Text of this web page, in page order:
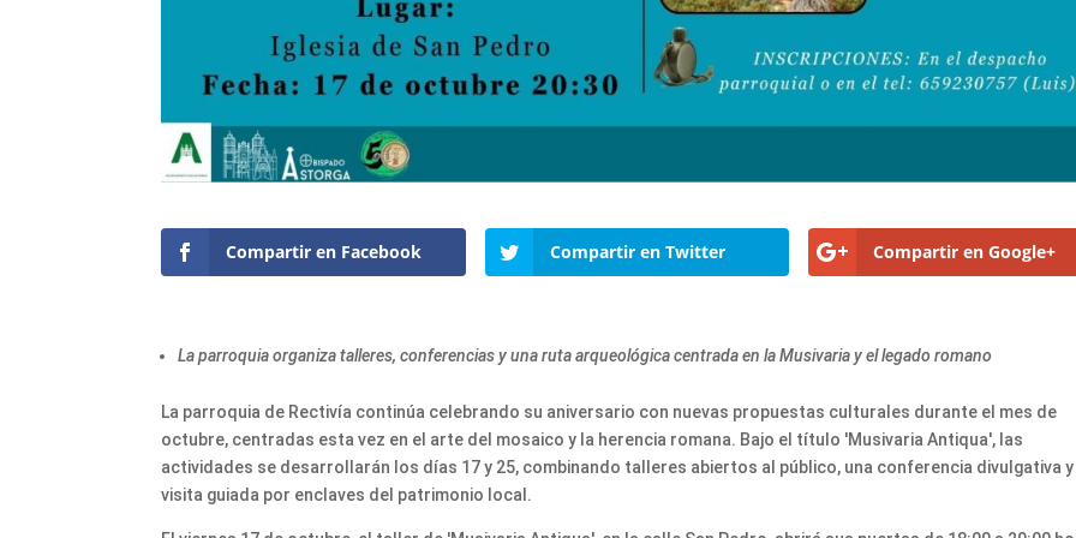
Compartir en Facebook Compartir en Twitter Compartir en Google+
La parroquia organiza talleres, conferencias y una ruta arqueológica centrada en la Musivaria y el legado romano
La parroquia de Rectivía continúa celebrando su aniversario con nuevas propuestas culturales durante el mes de
octubre, centradas esta vez en el arte del mosaico y la herencia romana. Bajo el título 'Musivaria Antiqua', las
actividades se desarrollarán los días 17 y 25, combinando talleres abiertos al público, una conferencia divulgativa y
visita guiada por enclaves del patrimonio local.